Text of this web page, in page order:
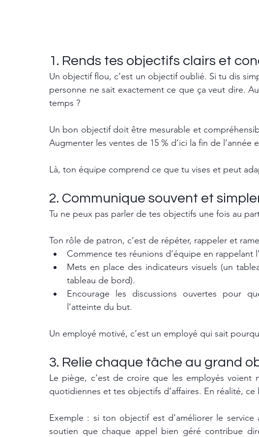
1. Rends tes objectifs clairs et
Un objectif flou, c’est un objectif oublié. Si tu dis
personne ne sait exactement ce que ça veut dire.
temps ?
Un bon objectif doit être mesurable et
Augmenter les ventes de 15 % d’ici la fin de
Là, ton équipe comprend ce que tu vises et peut
2. Communique souvent et
Tu ne peux pas parler de tes objectifs une fois au
Ton rôle de patron, c’est de répéter, rappeler et
Commence tes réunions d’équipe en rappelant
Mets en place des indicateurs visuels (un
tableau de bord).
Encourage les discussions ouvertes pour
l’atteinte du but.
Un employé motivé, c’est un employé qui sait
3. Relie chaque tâche au grand
Le piège, c’est de croire que les employés voient
quotidiennes et tes objectifs d’affaires. En réalité, ce
Exemple : si ton objectif est d’améliorer le
soutien que chaque appel bien géré contribue